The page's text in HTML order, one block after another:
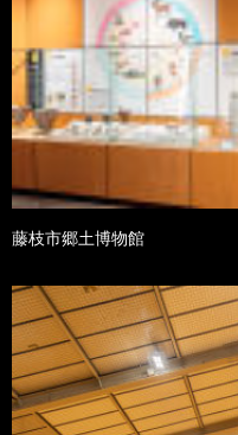
藤枝市郷土博物館